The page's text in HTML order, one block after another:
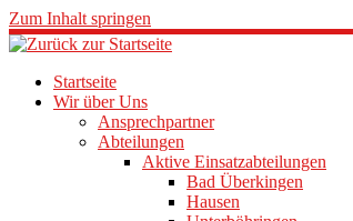
Zum Inhalt springen
Startseite
Wir über Uns
Ansprechpartner
Abteilungen
Aktive Einsatzabteilungen
Bad Überkingen
Hausen